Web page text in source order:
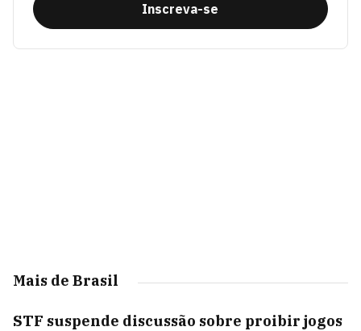
Inscreva-se
Mais de Brasil
STF suspende discussão sobre proibir jogos